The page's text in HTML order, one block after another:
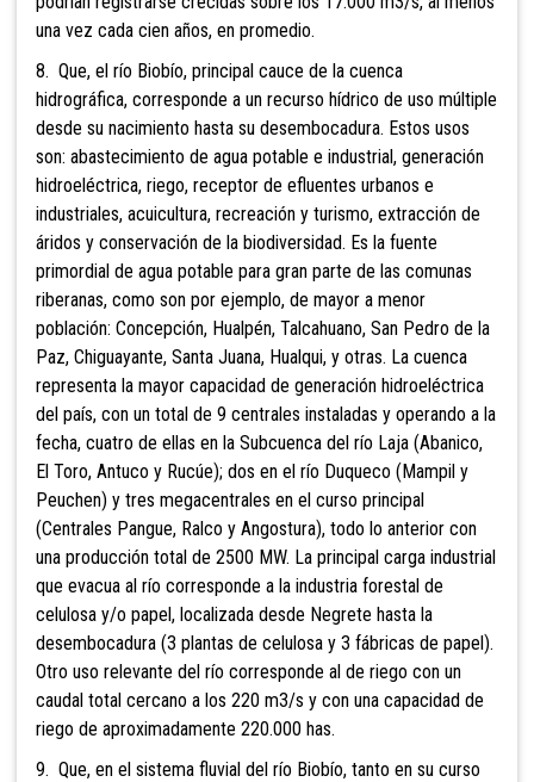
una vez cada cien años, en promedio.
8. Que, el río Biobío, principal cauce de la cuenca
hidrográfica, corresponde a un recurso hídrico de uso múltiple
desde su nacimiento hasta su desembocadura. Estos usos
son: abastecimiento de agua potable e industrial, generación
hidroeléctrica, riego, receptor de efluentes urbanos e
industriales, acuicultura, recreación y turismo, extracción de
áridos y conservación de la biodiversidad. Es la fuente
primordial de agua potable para gran parte de las comunas
riberanas, como son por ejemplo, de mayor a menor
población: Concepción, Hualpén, Talcahuano, San Pedro de la
Paz, Chiguayante, Santa Juana, Hualqui, y otras. La cuenca
representa la mayor capacidad de generación hidroeléctrica
del país, con un total de 9 centrales instaladas y operando a la
fecha, cuatro de ellas en la Subcuenca del río Laja (Abanico,
El Toro, Antuco y Rucúe); dos en el río Duqueco (Mampil y
Peuchen) y tres megacentrales en el curso principal
(Centrales Pangue, Ralco y Angostura), todo lo anterior con
una producción total de 2500 MW. La principal carga industrial
que evacua al río corresponde a la industria forestal de
celulosa y/o papel, localizada desde Negrete hasta la
desembocadura (3 plantas de celulosa y 3 fábricas de papel).
Otro uso relevante del río corresponde al de riego con un
caudal total cercano a los 220 m3/s y con una capacidad de
riego de aproximadamente 220.000 has.
9. Que, en el sistema fluvial del río Biobío, tanto en su curso